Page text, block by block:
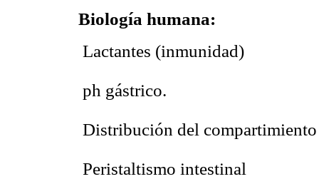
Biología humana:
 Lactantes (inmunidad)
 ph gástrico.
 Distribución del
 Peristaltismo intestinal